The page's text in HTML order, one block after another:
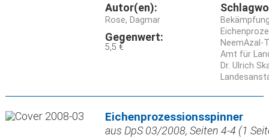
Autor(en):
Rose, Dagmar
Gegenwert:
5,5 €
NeemAzal-
Amt für
Dr. Ulrich
Eichenprozessionsspinner
aus DpS 03/2008, Seiten 4-4 (1